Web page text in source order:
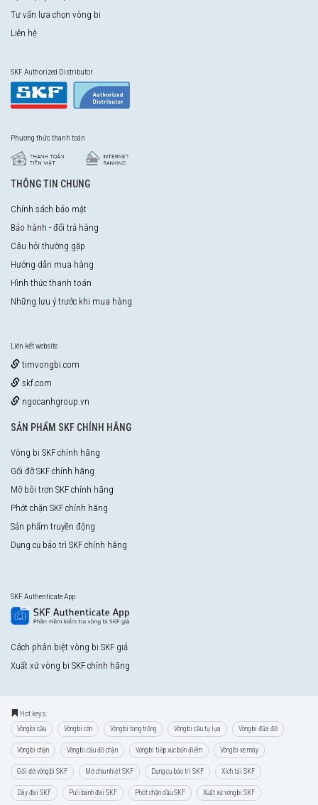
Tư vấn lựa chọn vòng bi
Liên hệ
SKF Authorized Distributor
Phương thức thanh toán
THÔNG TIN CHUNG
Chính sách bảo mật
Bảo hành - đổi trả hàng
Câu hỏi thường gặp
Hướng dẫn mua hàng
Hình thức thanh toán
Những lưu ý trước khi mua hàng
Liên kết website
timvongbi.com
skf.com
ngocanhgroup.vn
SẢN PHẨM SKF CHÍNH HÃNG
Vòng bi SKF chính hãng
Gối đỡ SKF chính hãng
Mỡ bôi trơn SKF chính hãng
Phớt chặn SKF chính hãng
Sản phẩm truyền động
Dụng cụ bảo trì SKF chính hãng
SKF Authenticate App
Cách phân biệt vòng bi SKF giả
Xuất xứ vòng bi SKF chính hãng
Hot keys:
Vòng bi cầu Vòng bi côn Vòng bi tang trống Vòng bi cầu tự lựa Vòng bi đũa đỡ
Vòng bi chặn Vòng bi cầu đỡ chặn Vòng bi tiếp xúc bốn điểm Vòng bi xe máy
Gối đỡ vòng bi SKF Mỡ chịu nhiệt SKF Dụng cụ bảo trì SKF Xích tải SKF
Dây đai SKF Puli bánh đai SKF Phớt chặn dầu SKF Xuất xứ vòng bi SKF